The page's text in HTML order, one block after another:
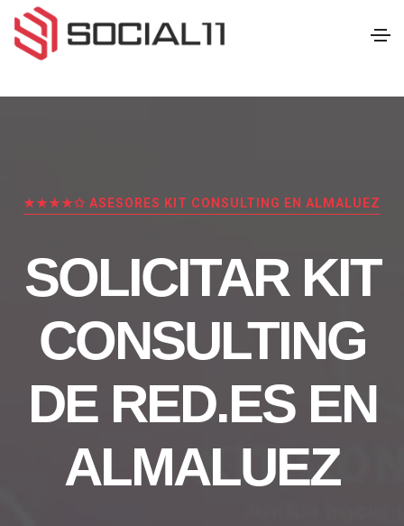
★★★★✩ ASESORES KIT CONSULTING EN ALMALUEZ
SOLICITAR KIT
CONSULTING
DE RED.ES EN
ALMALUEZ